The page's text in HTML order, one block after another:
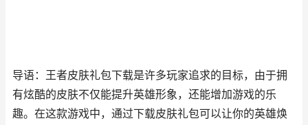
导语：王者皮肤礼包下载是许多玩家追求的目标，由于拥
有炫酷的皮肤不仅能提升英雄形象，还能增加游戏的乐
趣。在这款游戏中，通过下载皮肤礼包可以让你的英雄焕